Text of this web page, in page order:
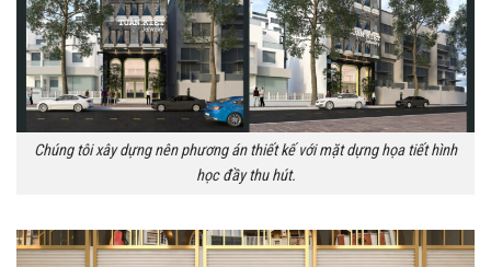
Chúng tôi xây dựng nên phương án thiết kế với mặt dựng họa tiết hình
học đầy thu hút.